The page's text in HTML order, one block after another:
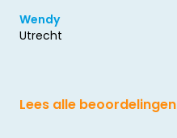
Wendy
Utrecht
Lees alle beoordelingen